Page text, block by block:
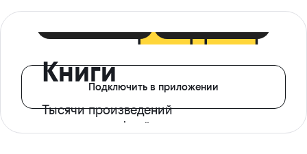
Книги
Тысячи произведений
с доступом офлайн
Подключить в приложении